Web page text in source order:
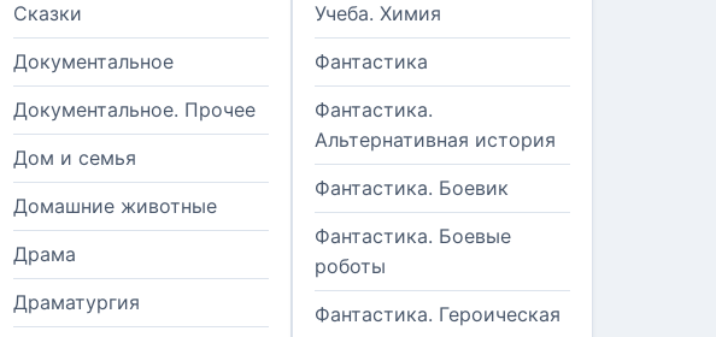
Сказки
Документальное
Документальное. Прочее
Дом и семья
Домашние животные
Драма
Драматургия
Учеба. Химия
Фантастика
Фантастика.
Альтернативная история
Фантастика. Боевик
Фантастика. Боевые
роботы
Фантастика. Героическая